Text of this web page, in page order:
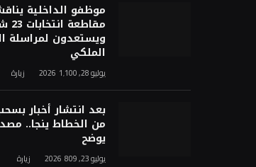
موظفو الداخلية
ويستعدون لمراسلة
الملكي
يوليو 28, 2026 1٬100 زيارة
بعد انتشار أخبار
من الخطاط ينجا..
يوضح
يوليو 23, 2026 809 زيارة